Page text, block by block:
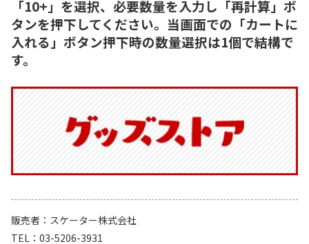
「10+」を選択、必要数量を入力し「再計算」ボ
タンを押下してください。当画面での「カートに
入れる」ボタン押下時の数量選択は1個で結構で
す。
販売者
スケーター株式会社
TEL
03-5206-3931